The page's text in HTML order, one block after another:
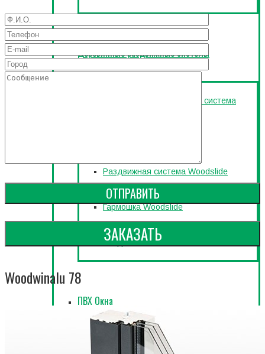
Деревянные раздвижные системы
Деревянная раздвижная система
Раздвижная система Woodslide
Гармошка Woodslide
Раздвижная система Woodslidealu
ПВХ Окна
Окна Plastwin 73
ЗАКАЗАТЬ
Woodwinalu 78